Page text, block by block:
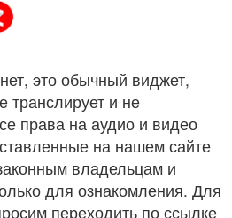
это обычный виджет,
транслирует и не
права на аудио и видео
на нашем сайте
владельцам и
для ознакомления. Для
переходить по ссылке